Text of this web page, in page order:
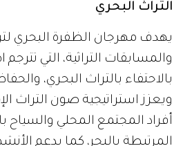
التراث البحري
يهدف مهرجان الظفرة البحري
والمسابقات التراثية، التي تترجم
بالاحتفاء بالتراث البحري،
ويعزز استراتيجية صون التراث
أفراد المجتمع المحلي والسياح
المرتبطة بالبحر، كما يدعم